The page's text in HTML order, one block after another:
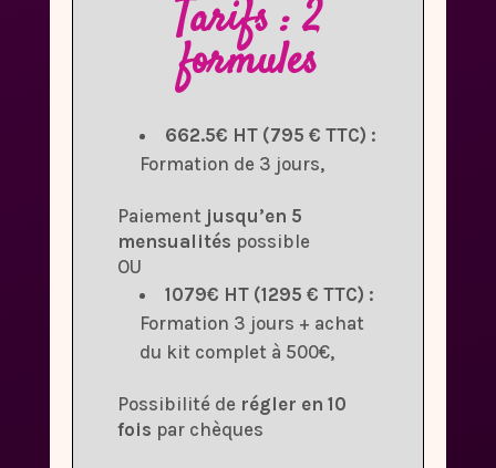
Tarifs : 2
formules
662.5€ HT (795 € TTC) :
Formation de 3 jours,
Paiement jusqu’en 5
mensualités possible
OU
1079€ HT (1295 € TTC) :
Formation 3 jours + achat
du kit complet à 500€,
Possibilité de régler en 10
fois par chèques